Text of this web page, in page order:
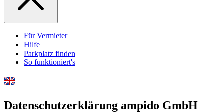
Für Vermieter
Hilfe
Parkplatz finden
So funktioniert's
Datenschutzerklärung ampido GmbH